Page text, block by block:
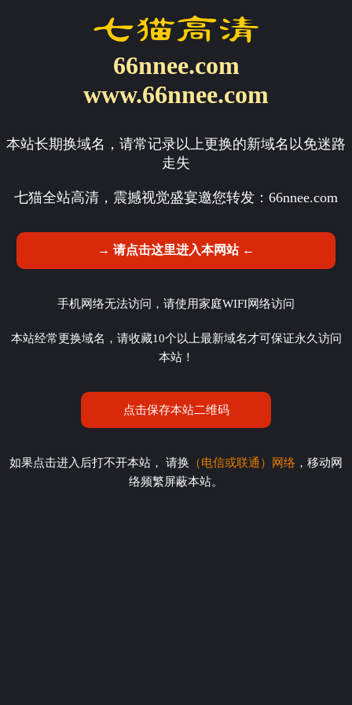
66nnee.com
www.66nnee.com
本站长期换域名，请常记录以上更换的新域名以免迷路
走失
七猫全站高清，震撼视觉盛宴邀您转发： 66nnee.com
→ 请点击这里进入本网站 ←
手机网络无法访问，请使用家庭WIFI网络访问
本站经常更换域名，请收藏10个以上最新域名才可保证永久访问
本站！
点击保存本站二维码
如果点击进入后打不开本站， 请换 （电信或联通）网络 ，移动网
络频繁屏蔽本站。